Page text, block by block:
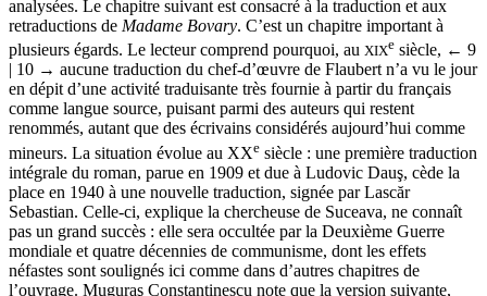
analysées. Le chapitre suivant est consacré à la traduction et aux
retraductions de Madame Bovary. C’est un chapitre important à
plusieurs égards. Le lecteur comprend pourquoi, au XIXe siècle, ← 9
| 10 → aucune traduction du chef-d’œuvre de Flaubert n’a vu le jour
en dépit d’une activité traduisante très fournie à partir du français
comme langue source, puisant parmi des auteurs qui restent
renommés, autant que des écrivains considérés aujourd’hui comme
mineurs. La situation évolue au XXe siècle : une première traduction
intégrale du roman, parue en 1909 et due à Ludovic Dauş, cède la
place en 1940 à une nouvelle traduction, signée par Lascăr
Sebastian. Celle-ci, explique la chercheuse de Suceava, ne connaît
pas un grand succès : elle sera occultée par la Deuxième Guerre
mondiale et quatre décennies de communisme, dont les effets
néfastes sont soulignés ici comme dans d’autres chapitres de
l’ouvrage. Muguraş Constantinescu note que la version suivante,